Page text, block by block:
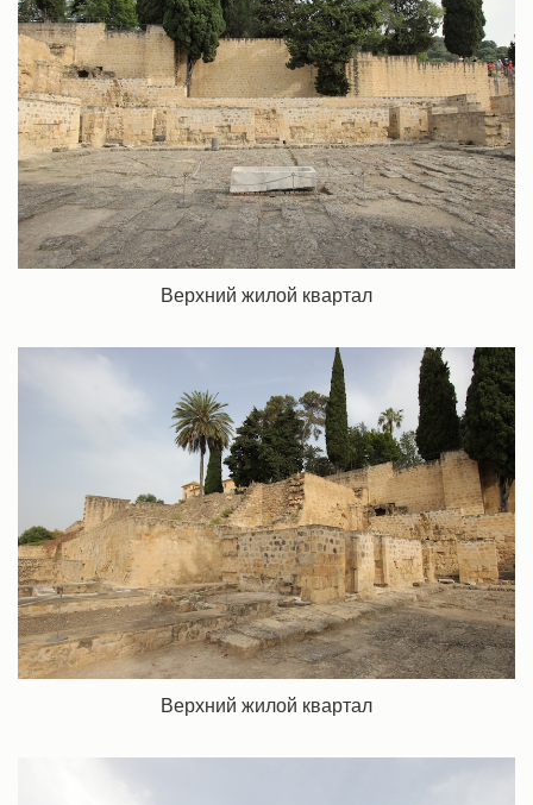
Верхний жилой квартал
Верхний жилой квартал